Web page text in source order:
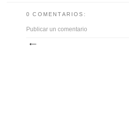
0 COMENTARIOS:
Publicar un comentario